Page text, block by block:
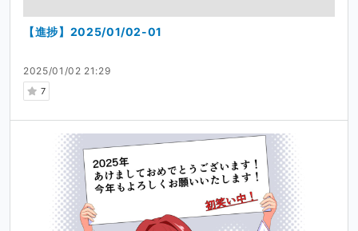
2025/01/02 21:29
7
【進捗】2025/01/02-01